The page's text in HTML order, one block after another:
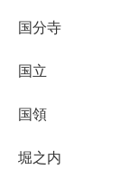
国分寺
国立
国領
堀之内